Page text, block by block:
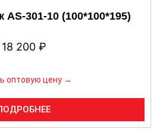
301-10 (100*100*195)
18 200 ₽
оптовую цену →